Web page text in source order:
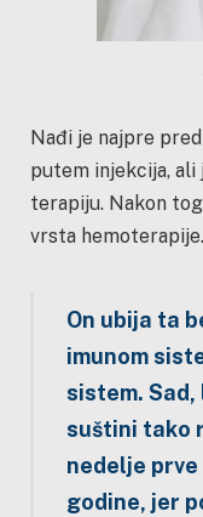
Nađi je najpre
putem injekcija, ali
terapiju. Nakon
vrsta hemoterapije.
On ubija ta
imunom
sistem.
suštini tako
nedelje
godine, jer